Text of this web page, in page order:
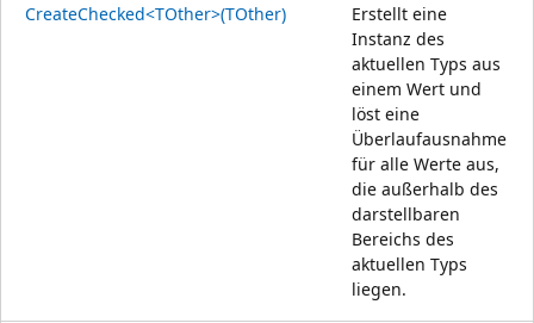
CreateChecked<TOther>(TOther)
Erstellt eine
Instanz des
aktuellen Typs aus
einem Wert und
löst eine
Überlaufausnahme
für alle Werte aus,
die außerhalb des
darstellbaren
Bereichs des
aktuellen Typs
liegen.